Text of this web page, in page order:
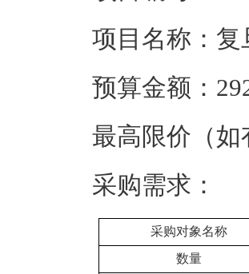
项目名称：
预算金额：
最高限价（如
采购需求：
采购对象名称
数量